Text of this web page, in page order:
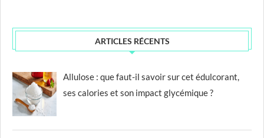
ARTICLES RÉCENTS
Allulose : que faut-il savoir sur cet édulcorant,
ses calories et son impact glycémique ?